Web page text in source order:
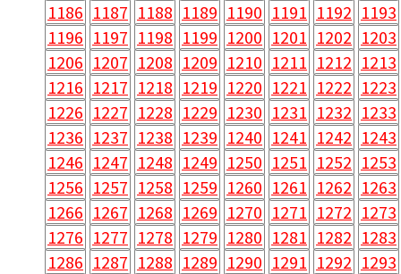
1186 1187 1188 1189 1190 1191 1192 1193
1196 1197 1198 1199 1200 1201 1202 1203
1206 1207 1208 1209 1210 1211 1212 1213
1216 1217 1218 1219 1220 1221 1222 1223
1226 1227 1228 1229 1230 1231 1232 1233
1236 1237 1238 1239 1240 1241 1242 1243
1246 1247 1248 1249 1250 1251 1252 1253
1256 1257 1258 1259 1260 1261 1262 1263
1266 1267 1268 1269 1270 1271 1272 1273
1276 1277 1278 1279 1280 1281 1282 1283
1286 1287 1288 1289 1290 1291 1292 1293